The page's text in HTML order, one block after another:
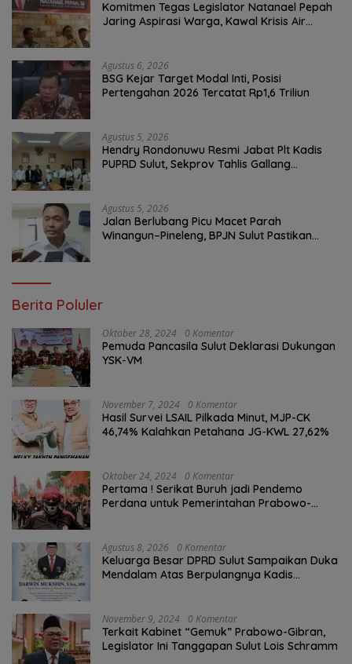
Komitmen Tegas Legislator Natanael Pepah
Jaring Aspirasi Warga, Kawal Krisis Air
Agustus 6, 2026
BSG Kejar Target Modal Inti, Posisi
Pertengahan 2026 Tercatat Rp1,6 Triliun
Agustus 5, 2026
Hendry Rondonuwu Resmi Jabat Plt Kadis
PUPRD Sulut, Sekprov Tahlis Gallang
Agustus 5, 2026
Jalan Berlubang Picu Macet Parah
Winangun–Pineleng, BPJN Sulut Pastikan
Berita Poluler
Oktober 28, 2024 0 Komentar
Pemuda Pancasila Sulut Deklarasi Dukungan
YSK-VM
November 7, 2024 0 Komentar
Hasil Survei LSAIL Pilkada Minut, MJP-CK
46,74% Kalahkan Petahana JG-KWL 27,62%
Oktober 24, 2024 0 Komentar
Pertama ! Serikat Buruh jadi Pendemo
Perdana untuk Pemerintahan Prabowo-
Agustus 8, 2026 0 Komentar
Keluarga Besar DPRD Sulut Sampaikan Duka
Mendalam Atas Berpulangnya Kadis
November 9, 2024 0 Komentar
Terkait Kabinet “Gemuk” Prabowo-Gibran,
Legislator Ini Tanggapan Sulut Lois Schramm